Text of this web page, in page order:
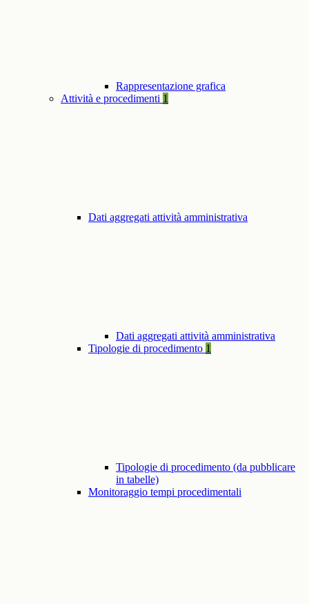
Rappresentazione grafica
Attività e procedimenti 1
Dati aggregati attività amministrativa
Dati aggregati attività amministrativa
Tipologie di procedimento 1
Tipologie di procedimento (da pubblicare
in tabelle)
Monitoraggio tempi procedimentali